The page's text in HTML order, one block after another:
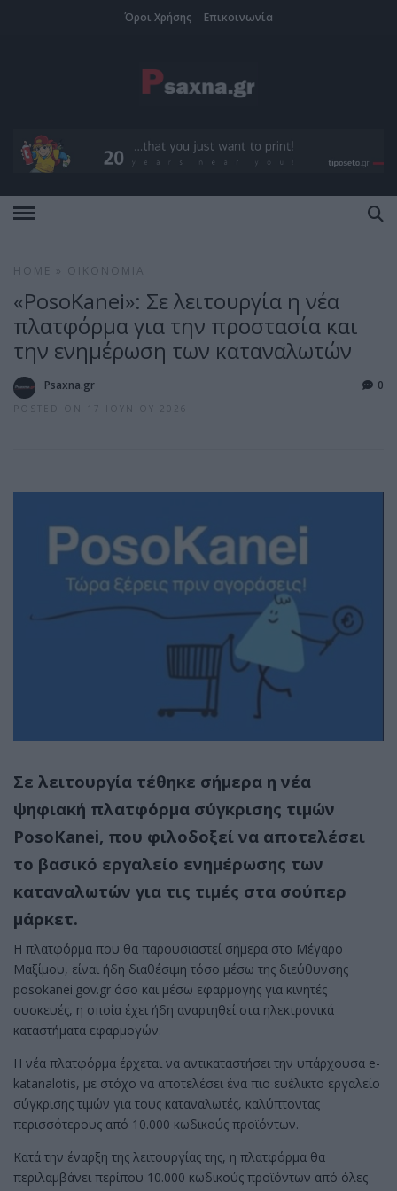
Όροι Χρήσης Επικοινωνία
HOME ΟΙΚΟΝΟΜΊΑ
«PosoKanei»: Σε λειτουργία η νέα
πλατφόρμα για την προστασία και
την ενημέρωση των καταναλωτών
Psaxna.gr
POSTED ON 17 ΙΟΥΝΊΟΥ 2026
0
Σε λειτουργία τέθηκε σήμερα η νέα
ψηφιακή πλατφόρμα σύγκρισης τιμών
PosoKanei, που φιλοδοξεί να αποτελέσει
το βασικό εργαλείο ενημέρωσης των
καταναλωτών για τις τιμές στα σούπερ
μάρκετ.
Η πλατφόρμα που θα παρουσιαστεί σήμερα στο Μέγαρο
Μαξίμου, είναι ήδη διαθέσιμη τόσο μέσω της διεύθυνσης
posokanei.gov.gr όσο και μέσω εφαρμογής για κινητές
συσκευές, η οποία έχει ήδη αναρτηθεί στα ηλεκτρονικά
καταστήματα εφαρμογών.
Η νέα πλατφόρμα έρχεται να αντικαταστήσει την υπάρχουσα e-
katanalotis, με στόχο να αποτελέσει ένα πιο ευέλικτο εργαλείο
σύγκρισης τιμών για τους καταναλωτές, καλύπτοντας
περισσότερους από 10.000 κωδικούς προϊόντων.
Κατά την έναρξη της λειτουργίας της, η πλατφόρμα θα
περιλαμβάνει περίπου 10.000 κωδικούς προϊόντων από όλες